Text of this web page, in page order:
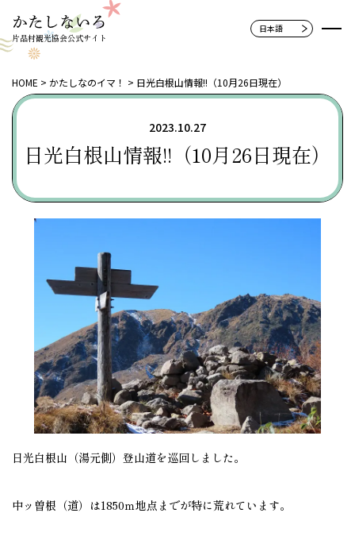
片品村観光協会公式サイト
HOME かたしなのイマ！ 日光白根山情報!!（10月26日現在）
2023.10.27
日光白根山情報!!（10月26日現在）
日光白根山（湯元側）登山道を巡回しました。
中ッ曽根（道）は1850ｍ地点までが特に荒れています。